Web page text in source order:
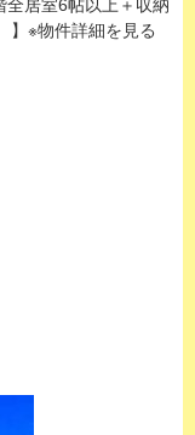
全居室6帖以上＋収納
※物件詳細を見る